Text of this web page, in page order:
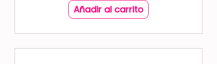
Añadir al carrito